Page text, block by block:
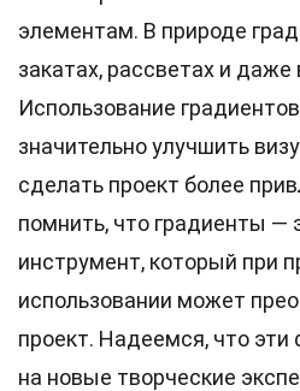
элементам. В природе
закатах, рассветах и
Использование
значительно улучшить
сделать проект более
помнить, что градиенты
инструмент, который при
использовании может
проект. Надеемся, что
на новые творческие